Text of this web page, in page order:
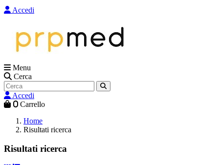
Accedi
Menu
Cerca
Accedi
0 Carrello
Home
Risultati ricerca
Risultati ricerca